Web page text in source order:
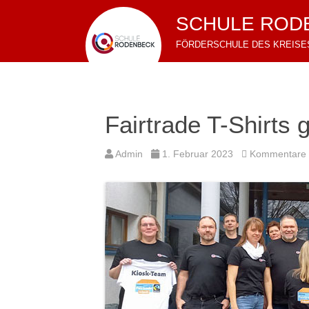
SCHULE
FÖRDERSCHULE DES
Fairtrade T-Shirts
Admin 1. Februar 2023